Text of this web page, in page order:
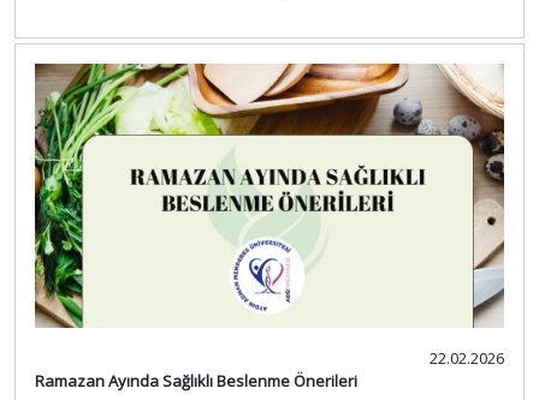
22.02.2026
Ramazan Ayında Sağlıklı Beslenme Önerileri